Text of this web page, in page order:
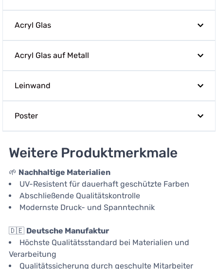
Acryl Glas
Acryl Glas auf Metall
Leinwand
Poster
Weitere Produktmerkmale
🌱 Nachhaltige Materialien
UV-Resistent für dauerhaft geschützte Farben
Abschließende Qualitätskontrolle
Modernste Druck- und Spanntechnik
🇩🇪 Deutsche Manufaktur
Höchste Qualitätsstandard bei Materialien und
Verarbeitung
Qualitätssicherung durch geschulte Mitarbeiter